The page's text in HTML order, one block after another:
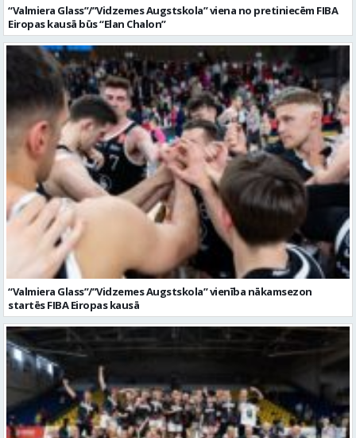
“Valmiera Glass”/”Vidzemes Augstskola” viena no pretiniecēm FIBA
Eiropas kausā būs “Elan Chalon”
“Valmiera Glass”/”Vidzemes Augstskola” vienība nākamsezon
startēs FIBA Eiropas kausā